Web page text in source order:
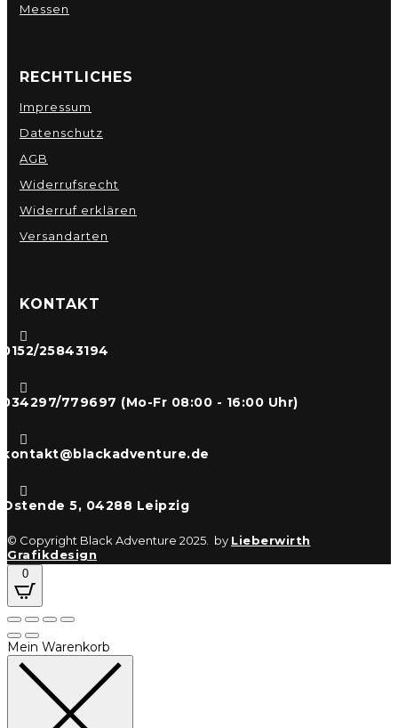
Messen
RECHTLICHES
Impressum
Datenschutz
AGB
Widerrufsrecht
Widerruf erklären
Versandarten
KONTAKT

0152/25843194

034297/779697 (Mo-Fr 08:00 - 16:00 Uhr)

kontakt@blackadventure.de

Ostende 5, 04288 Leipzig
© Copyright Black Adventure 2025. by Lieberwirth
Grafikdesign
0
Mein Warenkorb